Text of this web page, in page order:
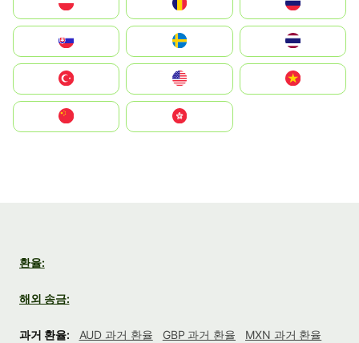
United States
中國香港特別行政區
환율:
해외 송금:
과거 환율: AUD 과거 환율 GBP 과거 환율
MXN 과거 환율